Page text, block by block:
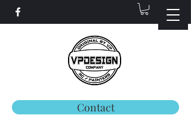
Contact